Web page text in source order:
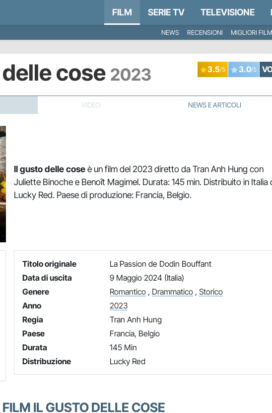
FILM SERIE TV TELEVISIONE
NEWS RECENSIONI MIGLIORI FILM
cose 2023 3.5/5 3.0/5
VIDEO NEWS E ARTICOLI
Il gusto delle coseè un film del 2023 diretto da Tran Anh Hung con
Juliette Binoche e Benoît Magimel. Durata: 145 min. Distribuito in Italia
Lucky Red. Paese di produzione: Francia, Belgio.
Titolo originale
La Passion de Dodin Bouffant
Data di uscita
9 Maggio 2024 (Italia)
Genere
Romantico , Drammatico , Storico
Anno
2023
Regia
Tran Anh Hung
Paese
Francia, Belgio
Durata
145 Min
Distribuzione
Lucky Red
IL GUSTO DELLE COSE